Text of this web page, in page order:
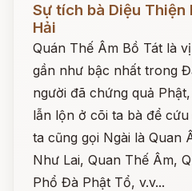
Sự tích bà Diệu Thiện
Hải
Quán Thế Âm Bồ Tát là
gần như bậc nhất trong
người đã chứng quả
lẫn lộn ở cõi ta bà để
ta cũng gọi Ngài là Quan
Như Lai, Quan Thế Âm,
Phổ Đà Phật Tổ, v.v...